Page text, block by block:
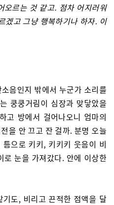
오르는 것 같고. 점차 어지러워
겠고 그냥 행복하기나 하자. 이
음인지 밖에서 누군가 소리를
쿵쿵거림이 심장과 맞닿았을
고 방에서 걸어나오니 엄마의
을 안 끄고 잔 걸까. 분명 오늘
으로 키키, 키키키 웃음이 비
로 눈을 가져갔다. 안에 이상한
도, 비리고 끈적한 점액을 달